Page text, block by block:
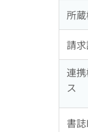
所
請
連
ス
書